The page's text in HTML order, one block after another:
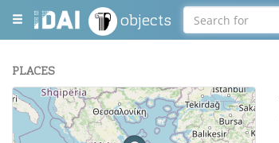
objects
PLACES
+
−